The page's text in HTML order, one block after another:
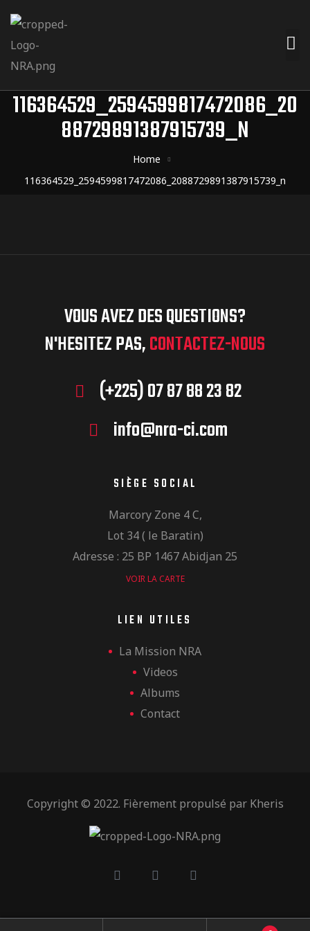
116364529_2594599817472086_20
88729891387915739_N
Home
116364529_2594599817472086_2088729891387915739_n
VOUS AVEZ DES QUESTIONS?
N'HESITEZ PAS,CONTACTEZ-NOUS
(+225) 07 87 88 23 82
info@nra-ci.com
SIÈGE SOCIAL
Marcory Zone 4 C,
Lot 34 ( le Baratin)
Adresse : 25 BP 1467 Abidjan 25
VOIR LA CARTE
LIEN UTILES
La Mission NRA
Videos
Albums
Contact
Copyright © 2022. Fièrement propulsé par Kheris